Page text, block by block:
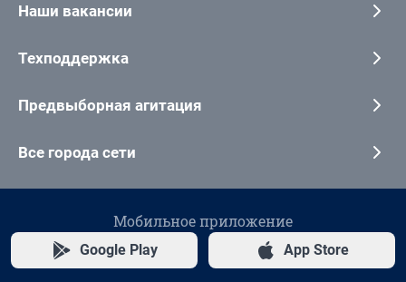
Наши вакансии
Техподдержка
Предвыборная агитация
Все города сети
Мобильное приложение
Google Play App Store